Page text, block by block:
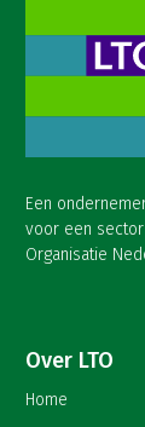
Een
voor een sector
Organisatie
Over LTO
Home